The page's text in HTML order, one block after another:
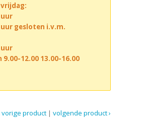
uur
uur gesloten i.v.m.
uur
12.00 13.00-16.00
volgende product ›
|
vorige product